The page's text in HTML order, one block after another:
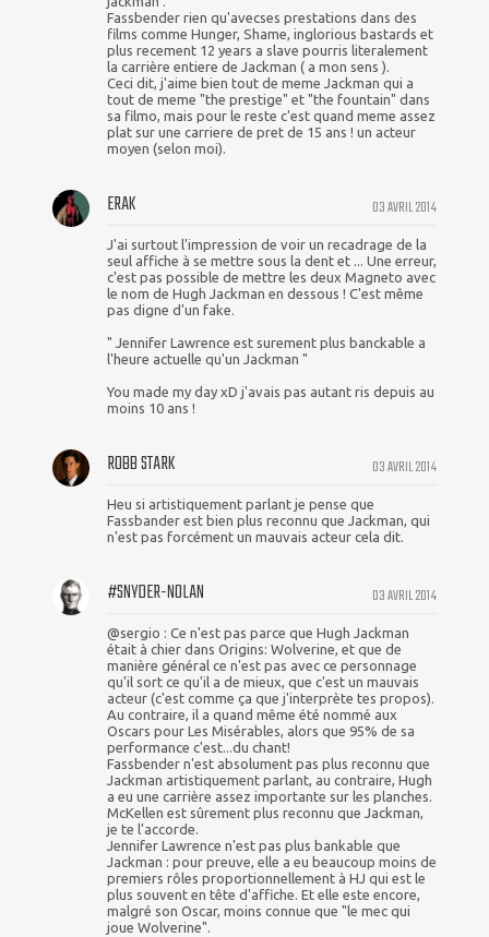
Fassbender rien qu'avecses prestations dans des
films comme Hunger, Shame, inglorious bastards et
plus recement 12 years a slave pourris literalement
la carrière entiere de Jackman ( a mon sens ).
Ceci dit, j'aime bien tout de meme Jackman qui a
tout de meme "the prestige" et "the fountain" dans
sa filmo, mais pour le reste c'est quand meme assez
plat sur une carriere de pret de 15 ans ! un acteur
moyen (selon moi).
03 AVRIL 2014
ERAK
J'ai surtout l'impression de voir un recadrage de la
seul affiche à se mettre sous la dent et ... Une erreur,
c'est pas possible de mettre les deux Magneto avec
le nom de Hugh Jackman en dessous ! C'est même
pas digne d'un fake.
" Jennifer Lawrence est surement plus banckable a
l'heure actuelle qu'un Jackman "
You made my day xD j'avais pas autant ris depuis au
moins 10 ans !
03 AVRIL 2014
ROBB STARK
Heu si artistiquement parlant je pense que
Fassbander est bien plus reconnu que Jackman, qui
n'est pas forcément un mauvais acteur cela dit.
03 AVRIL 2014
#SNYDER-NOLAN
@sergio : Ce n'est pas parce que Hugh Jackman
était à chier dans Origins: Wolverine, et que de
manière général ce n'est pas avec ce personnage
qu'il sort ce qu'il a de mieux, que c'est un mauvais
acteur (c'est comme ça que j'interprète tes propos).
Au contraire, il a quand même été nommé aux
Oscars pour Les Misérables, alors que 95% de sa
performance c'est...du chant!
Fassbender n'est absolument pas plus reconnu que
Jackman artistiquement parlant, au contraire, Hugh
a eu une carrière assez importante sur les planches.
McKellen est sûrement plus reconnu que Jackman,
je te l'accorde.
Jennifer Lawrence n'est pas plus bankable que
Jackman : pour preuve, elle a eu beaucoup moins de
premiers rôles proportionnellement à HJ qui est le
plus souvent en tête d'affiche. Et elle este encore,
malgré son Oscar, moins connue que "le mec qui
joue Wolverine".